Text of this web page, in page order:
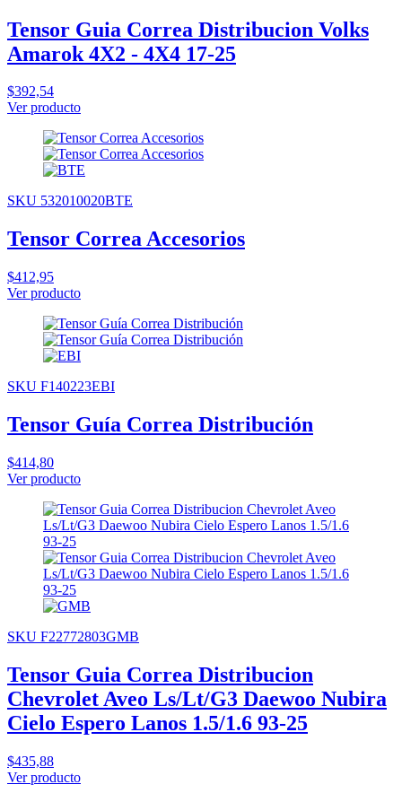
Tensor Guia Correa Distribucion Volks
Amarok 4X2 - 4X4 17-25
$392,54
Ver producto
SKU 532010020BTE
Tensor Correa Accesorios
$412,95
Ver producto
SKU F140223EBI
Tensor Guía Correa Distribución
$414,80
Ver producto
SKU F22772803GMB
Tensor Guia Correa Distribucion
Chevrolet Aveo Ls/Lt/G3 Daewoo Nubira
Cielo Espero Lanos 1.5/1.6 93-25
$435,88
Ver producto